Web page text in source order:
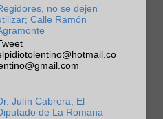
no se dejen
Calle Ramón
Julín Cabrera, El
de La Romana